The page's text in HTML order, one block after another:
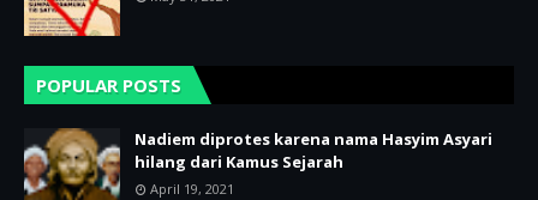
POPULAR POSTS
Nadiem diprotes karena nama Hasyim Asyari
hilang dari Kamus Sejarah
April 19, 2021